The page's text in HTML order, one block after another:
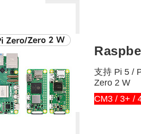
支持 Pi 5 /
Zero 2 W
CM3 / 3+ /